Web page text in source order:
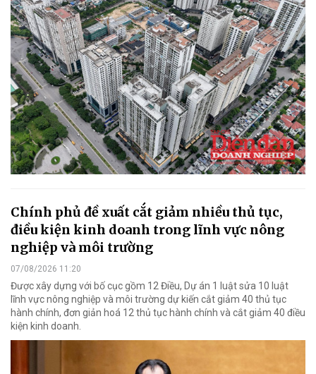
Chính phủ đề xuất cắt giảm nhiều thủ tục,
điều kiện kinh doanh trong lĩnh vực nông
nghiệp và môi trường
07/08/2026 11:20
Được xây dựng với bố cục gồm 12 Điều, Dự án 1 luật sửa 10 luật
lĩnh vực nông nghiệp và môi trường dự kiến cắt giảm 40 thủ tục
hành chính, đơn giản hoá 12 thủ tục hành chính và cắt giảm 40 điều
kiện kinh doanh.